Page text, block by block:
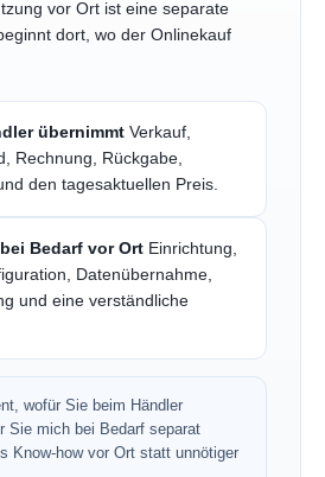
vor Ort ist eine separate
dort, wo der Onlinekauf
übernimmt Verkauf,
Rechnung, Rückgabe,
den tagesaktuellen Preis.
Bedarf vor Ort Einrichtung,
Datenübernahme,
und eine verständliche
wofür Sie beim Händler
Sie mich bei Bedarf separat
Know-how vor Ort statt unnötiger